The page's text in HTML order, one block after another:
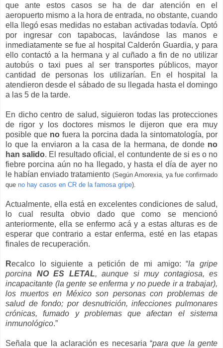
que ante estos casos se ha de dar atención en el
aeropuerto mismo a la hora de entrada, no obstante, cuando
ella llegó esas medidas no estaban activadas todavía. Optó
por ingresar con tapabocas, lavándose las manos e
inmediatamente se fue al hospital Calderón Guardia, y para
ello contactó a la hermana y al cuñado a fin de no utilizar
autobús o taxi pues al ser transportes públicos, mayor
cantidad de personas los utilizarían. En el hospital la
atendieron desde el sábado de su llegada hasta el domingo
a las 5 de la tarde.
En dicho centro de salud, siguieron todas las protecciones
de rigor y los doctores mismos le dijeron que era muy
posible que no fuera la porcina dada la sintomatología, por
lo que la enviaron a la casa de la hermana, de donde no
han salido. El resultado oficial, el contundente de si es o no
fiebre porcina aún no ha llegado, y hasta el día de ayer no
le habían enviado tratamiento (Según Amorexia, ya fue confirmado
que no hay casos en CR de la famosa gripe).
Actualmente, ella está en excelentes condiciones de salud,
lo cual resulta obvio dado que como se mencionó
anteriormente, ella se enfermo acá y a estas alturas es de
esperar que contrario a estar enferma, esté en las etapas
finales de recuperación.
Recalco lo siguiente a petición de mi amigo: “la gripe
porcina NO ES LETAL, aunque si muy contagiosa, es
incapacitante (la gente se enferma y no puede ir a trabajar),
los muertos en México son personas con problemas de
salud de fondo; por desnutrición, infecciones pulmonares
crónicas, fumado y problemas que afectan el sistema
inmunológico.”
Señala que la aclaración es necesaria “para que la gente